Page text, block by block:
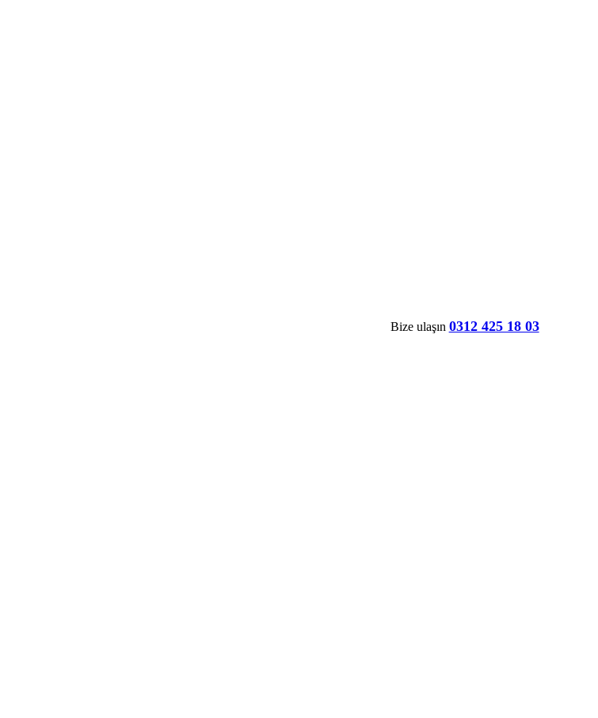
Bize ulaşın 0312 425 18 03